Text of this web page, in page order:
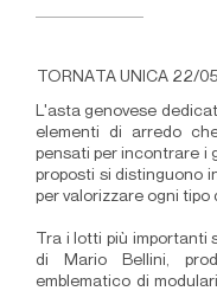
TORNATA UNICA 22/
L'asta genovese
elementi di arredo
pensati per incontrare i
proposti si distinguono
per valorizzare ogni tipo
Tra i lotti più importanti
di Mario Bellini,
emblematico di